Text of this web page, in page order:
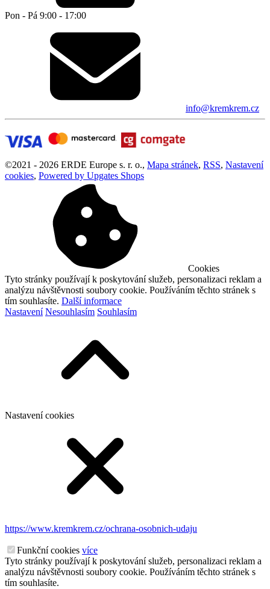
Pon - Pá 9:00 - 17:00
info@kremkrem.cz
©2021 - 2026 ERDE Europe s. r. o., Mapa stránek, RSS, Nastavení
cookies, Powered by Upgates Shops
Cookies
Tyto stránky používají k poskytování služeb, personalizaci reklam a
analýzu návštěvnosti soubory cookie. Používáním těchto stránek s
tím souhlasíte. Další informace
Nastavení Nesouhlasím Souhlasím
Nastavení cookies
https://www.kremkrem.cz/ochrana-osobnich-udaju
Funkční cookies více
Tyto stránky používají k poskytování služeb, personalizaci reklam a
analýzu návštěvnosti soubory cookie. Používáním těchto stránek s
tím souhlasíte.